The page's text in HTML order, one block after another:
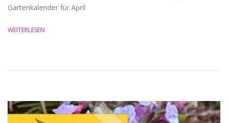
Gartenkalender für April
WEITERLESEN